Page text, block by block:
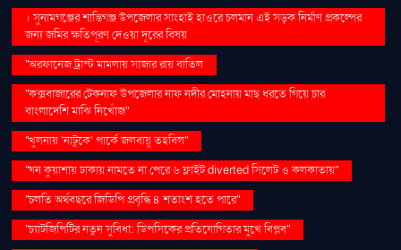
। সুনামগঞ্জের শান্তিগঞ্জ উপজেলার সাংহাই হাওরে চলমান এই সড়ক নির্মাণ প্রকল্পের
জন্য জমির ক্ষতিপূরণ দেওয়া দূরের বিষয়
''অরফানেজ ট্রাস্ট মামলায় সাজার রায় বাতিল
''কক্সবাজারের টেকনাফ উপজেলার নাফ নদীর মোহনায় মাছ ধরতে গিয়ে চার
বাংলাদেশি মাঝি নিখোঁজ''
''খুলনায় ‘নাটুকে’ পার্কে জলবায়ু তহবিল''
''ঘন কুয়াশায় ঢাকায় নামতে না পেরে ৬ ফ্লাইট diverted সিলেট ও কলকাতায়''
''চলতি অর্থবছরে জিডিপি প্রবৃদ্ধি ৪ শতাংশ হতে পারে''
''চ্যাটজিপিটির নতুন সুবিধা: ডিপসিকের প্রতিযোগিতার মুখে বিপ্লব''